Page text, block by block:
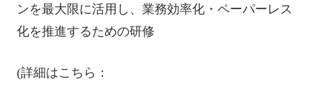
ンを最大限に活用し、業務効率化・ペーパーレス
化を推進するための研修
(詳細はこちら：